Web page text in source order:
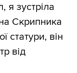
я зустріла
Скрипника
статури, він
від